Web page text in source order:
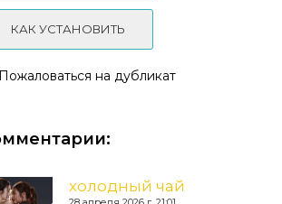
для малышей - MAVERICK (toddler)
КАК УСТАНОВИТЬ
на дубликат
холодный чай